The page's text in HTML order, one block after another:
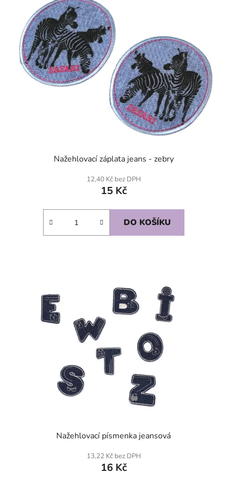
Nažehlovací záplata jeans - zebry
12,40 Kč bez DPH
15 Kč
DO KOŠÍKU
Nažehlovací písmenka jeansová
13,22 Kč bez DPH
16 Kč